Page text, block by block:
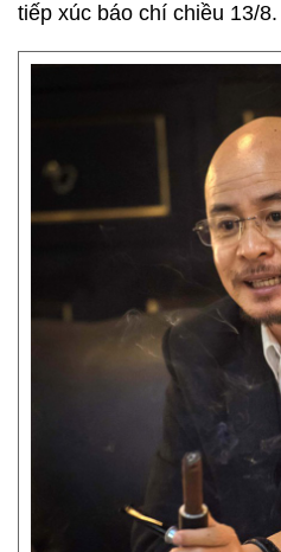
tiếp xúc báo chí chiều 13/8.